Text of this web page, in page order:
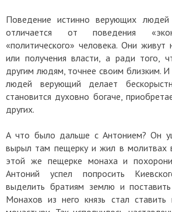
Поведение истинно верующих
отличается от поведения
«политического» человека. Они
или получения власти, а ради того,
другим людям, точнее своим близким.
людей верующий делает
становится духовно богаче,
других.
А что было дальше с Антонием? Он
вырыл там пещерку и жил в
этой же пещерке монаха и
Антоний успел попросить
выделить братиям землю и
Монахов из него князь стал ставить